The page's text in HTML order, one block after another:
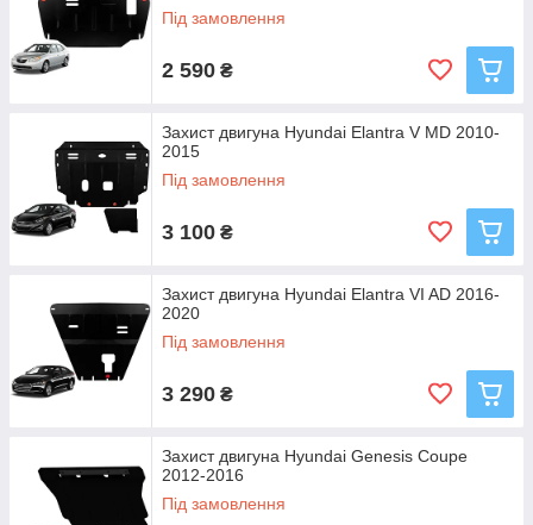
Під замовлення
2 590 ₴
Захист двигуна Hyundai Elantra V MD 2010-
2015
Під замовлення
3 100 ₴
Захист двигуна Hyundai Elantra VI AD 2016-
2020
Під замовлення
3 290 ₴
Захист двигуна Hyundai Genesis Coupe
2012-2016
Під замовлення